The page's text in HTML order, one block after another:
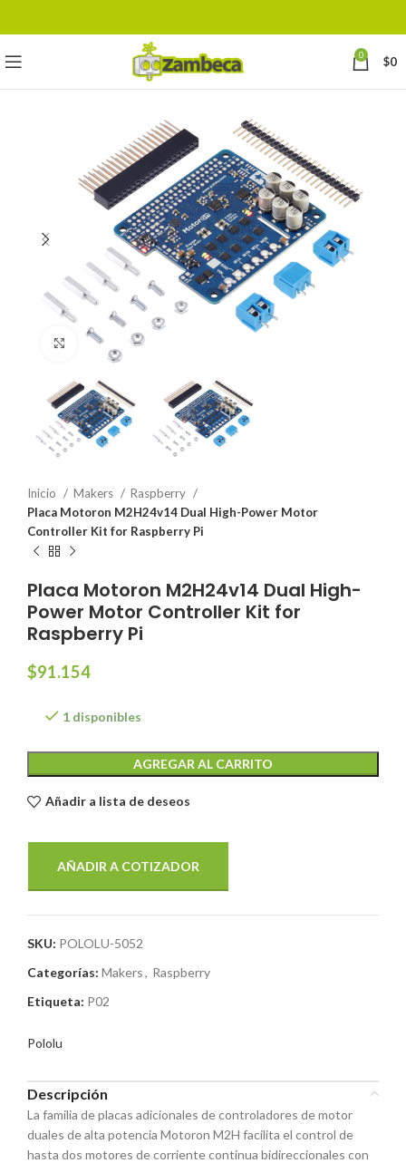
0 $0
Click to enlarge
Inicio Makers
Raspberry
Placa Motoron M2H24v14 Dual High-Power Motor
Controller Kit for Raspberry Pi
Placa Motoron M2H24v14 Dual High-
Power Motor Controller Kit for
Raspberry Pi
$91.154
1 disponibles
AGREGAR AL CARRITO
Añadir a lista de deseos
AÑADIR A COTIZADOR
SKU: POLOLU-5052
Categorías: Makers, Raspberry
Etiqueta: P02
Pololu
Descripción
La familia de placas adicionales de controladores de motor
duales de alta potencia Motoron M2H facilita el control de
hasta dos motores de corriente continua bidireccionales con